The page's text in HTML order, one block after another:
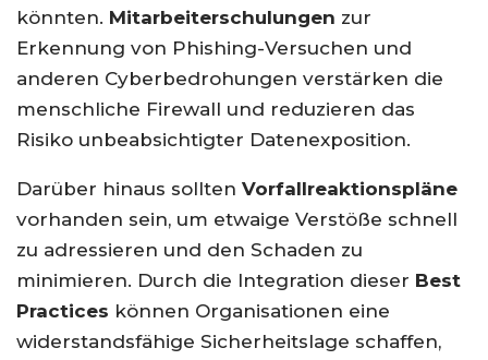
könnten. Mitarbeiterschulungen zur
Erkennung von Phishing-Versuchen und
anderen Cyberbedrohungen verstärken die
menschliche Firewall und reduzieren das
Risiko unbeabsichtigter Datenexposition.
Darüber hinaus sollten Vorfallreaktionspläne
vorhanden sein, um etwaige Verstöße schnell
zu adressieren und den Schaden zu
minimieren. Durch die Integration dieser Best
Practices können Organisationen eine
widerstandsfähige Sicherheitslage schaffen,